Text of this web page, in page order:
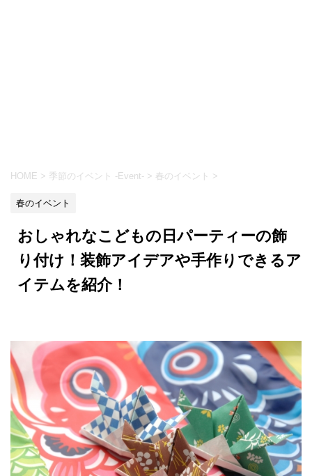
HOME > 季節のイベント -Event- > 春のイベント >
春のイベント
おしゃれなこどもの日パーティーの飾
り付け！装飾アイデアや手作りできるア
イテムを紹介！